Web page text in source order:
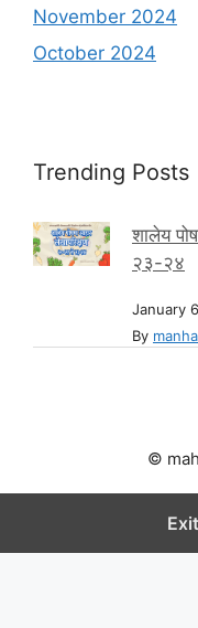
November 2024
October 2024
Trending Posts
शालेय
२३-२४
January
By
©